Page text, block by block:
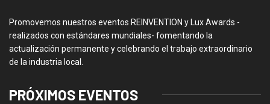
Promovemos nuestros eventos REINVENTION y Lux Awards -
realizados con estándares mundiales- fomentando la
actualización permanente y celebrando el trabajo extraordinario
de la industria local.
PRÓXIMOS EVENTOS